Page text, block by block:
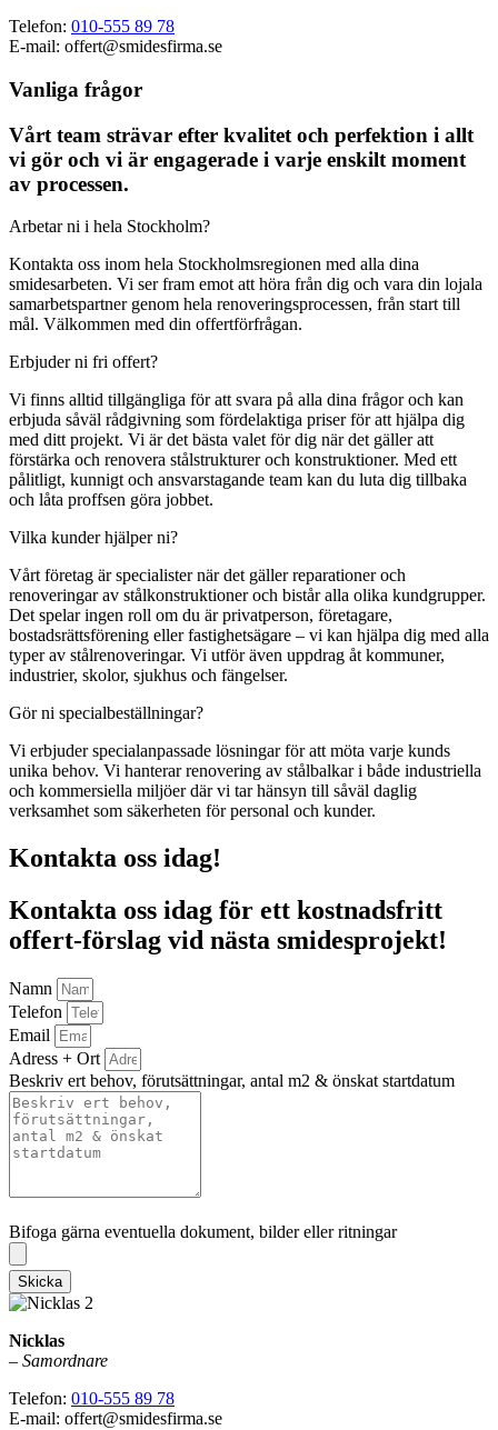
Telefon: 010-555 89 78
E-mail: offert@smidesfirma.se
Vanliga frågor
Vårt team strävar efter kvalitet och perfektion i allt
vi gör och vi är engagerade i varje enskilt moment
av processen.
Arbetar ni i hela Stockholm?
Kontakta oss inom hela Stockholmsregionen med alla dina
smidesarbeten. Vi ser fram emot att höra från dig och vara din lojala
samarbetspartner genom hela renoveringsprocessen, från start till
mål. Välkommen med din offertförfrågan.
Erbjuder ni fri offert?
Vi finns alltid tillgängliga för att svara på alla dina frågor och kan
erbjuda såväl rådgivning som fördelaktiga priser för att hjälpa dig
med ditt projekt. Vi är det bästa valet för dig när det gäller att
förstärka och renovera stålstrukturer och konstruktioner. Med ett
pålitligt, kunnigt och ansvarstagande team kan du luta dig tillbaka
och låta proffsen göra jobbet.
Vilka kunder hjälper ni?
Vårt företag är specialister när det gäller reparationer och
renoveringar av stålkonstruktioner och bistår alla olika kundgrupper.
Det spelar ingen roll om du är privatperson, företagare,
bostadsrättsförening eller fastighetsägare – vi kan hjälpa dig med alla
typer av stålrenoveringar. Vi utför även uppdrag åt kommuner,
industrier, skolor, sjukhus och fängelser.
Gör ni specialbeställningar?
Vi erbjuder specialanpassade lösningar för att möta varje kunds
unika behov. Vi hanterar renovering av stålbalkar i både industriella
och kommersiella miljöer där vi tar hänsyn till såväl daglig
verksamhet som säkerheten för personal och kunder.
Kontakta oss idag!
Kontakta oss idag för ett kostnadsfritt
offert-förslag vid nästa smidesprojekt!
Namn
Telefon
Email
Adress + Ort
Beskriv ert behov, förutsättningar, antal m2 & önskat startdatum
Bifoga gärna eventuella dokument, bilder eller ritningar
Skicka
Nicklas
– Samordnare
Telefon: 010-555 89 78
E-mail: offert@smidesfirma.se